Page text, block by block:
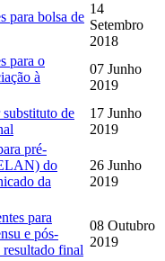
para bolsa de
14
Setembro
2018
para o
à
07 Junho
2019
de
17 Junho
2019
pré-
do
da
26 Junho
2019
para
e pós-
final
08 Outubro
2019